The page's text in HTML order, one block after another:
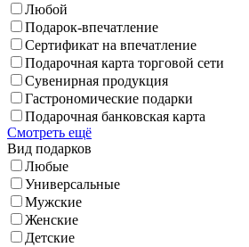
Любой
Подарок-впечатление
Сертификат на впечатление
Подарочная карта торговой сети
Сувенирная продукция
Гастрономические подарки
Подарочная банковская карта
Смотреть ещё
Вид подарков
Любые
Универсальные
Мужские
Женские
Детские